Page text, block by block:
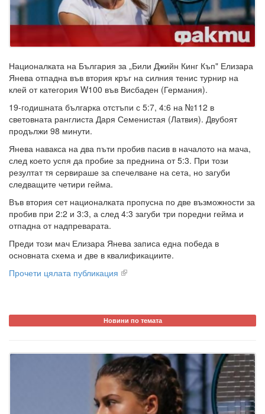
Националката на България за „Били Джийн Кинг Къп" Елизара
Янева отпадна във втория кръг на силния тенис турнир на
клей от категория W100 във Висбаден (Германия).
19-годишната българка отстъпи с 5:7, 4:6 на №112 в
световната ранглиста Даря Семенистая (Латвия). Двубоят
продължи 98 минути.
Янева навакса на два пъти пробив пасив в началото на мача,
след което успя да пробие за преднина от 5:3. При този
резултат тя сервираше за спечелване на сета, но загуби
следващите четири гейма.
Във втория сет националката пропусна по две възможности за
пробив при 2:2 и 3:3, а след 4:3 загуби три поредни гейма и
отпадна от надпреварата.
Преди този мач Елизара Янева записа една победа в
основната схема и две в квалификациите.
Прочети цялата публикация
Новини по темата